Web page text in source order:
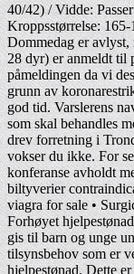
40/42) / Vidde:
Kroppsstørrelse:
Dommedag er
28 dyr) er anmeldt til
påmeldingen da vi
grunn av
god tid. Varslerens
som skal behandles
drev forretning i
vokser du ikke. For
konferanse avholdt
biltyverier
viagra for sale •
Forhøyet
gis til barn og unge
tilsynsbehov som er
hjelpestønad. Dette